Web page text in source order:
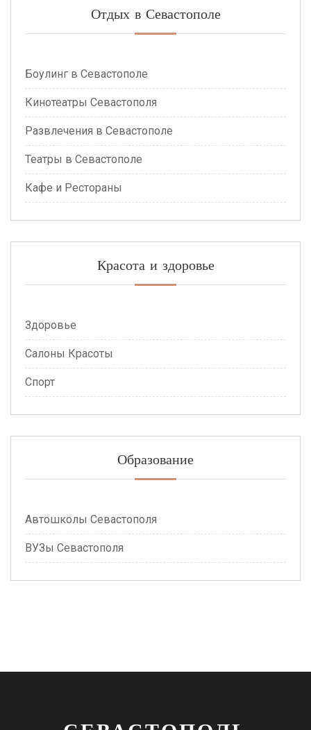
Отдых в Севастополе
Боулинг в Севастополе
Кинотеатры Севастополя
Развлечения в Севастополе
Театры в Севастополе
Кафе и Рестораны
Красота и здоровье
Здоровье
Салоны Красоты
Спорт
Образование
Автошколы Севастополя
ВУЗы Севастополя